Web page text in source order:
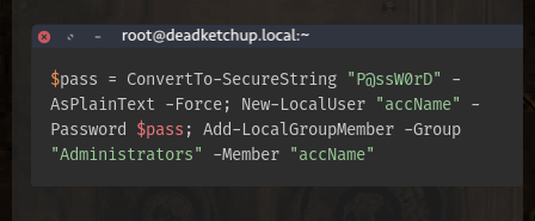
$pass = ConvertTo-SecureString "P@ssW0rD" -
AsPlainText -Force; New-LocalUser "accName" -
Password $pass
; Add-LocalGroupMember -Group
"Administrators" -Member "accName"